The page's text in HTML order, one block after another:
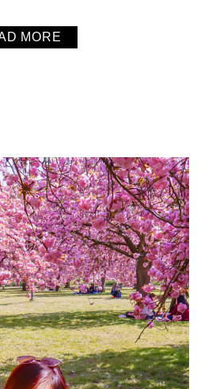
換照的過程，手把手教大家，也
MORE